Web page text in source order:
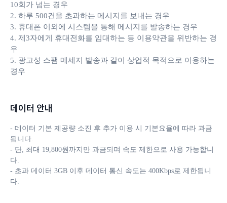
10회가 넘는 경우
2. 하루 500건을 초과하는 메시지를 보내는 경우
3. 휴대폰 이외에 시스템을 통해 메시지를 발송하는 경우
4. 제3자에게 휴대전화를 임대하는 등 이용약관을 위반하는 경
우
5. 광고성 스팸 메세지 발송과 같이 상업적 목적으로 이용하는
경우
데이터 안내
- 데이터 기본 제공량 소진 후 추가 이용 시 기본요율에 따라 과금
됩니다.
- 단, 최대 19,800원까지만 과금되며 속도 제한으로 사용 가능합니
다.
- 초과 데이터 3GB 이후 데이터 통신 속도는 400Kbps로 제한됩니
다.